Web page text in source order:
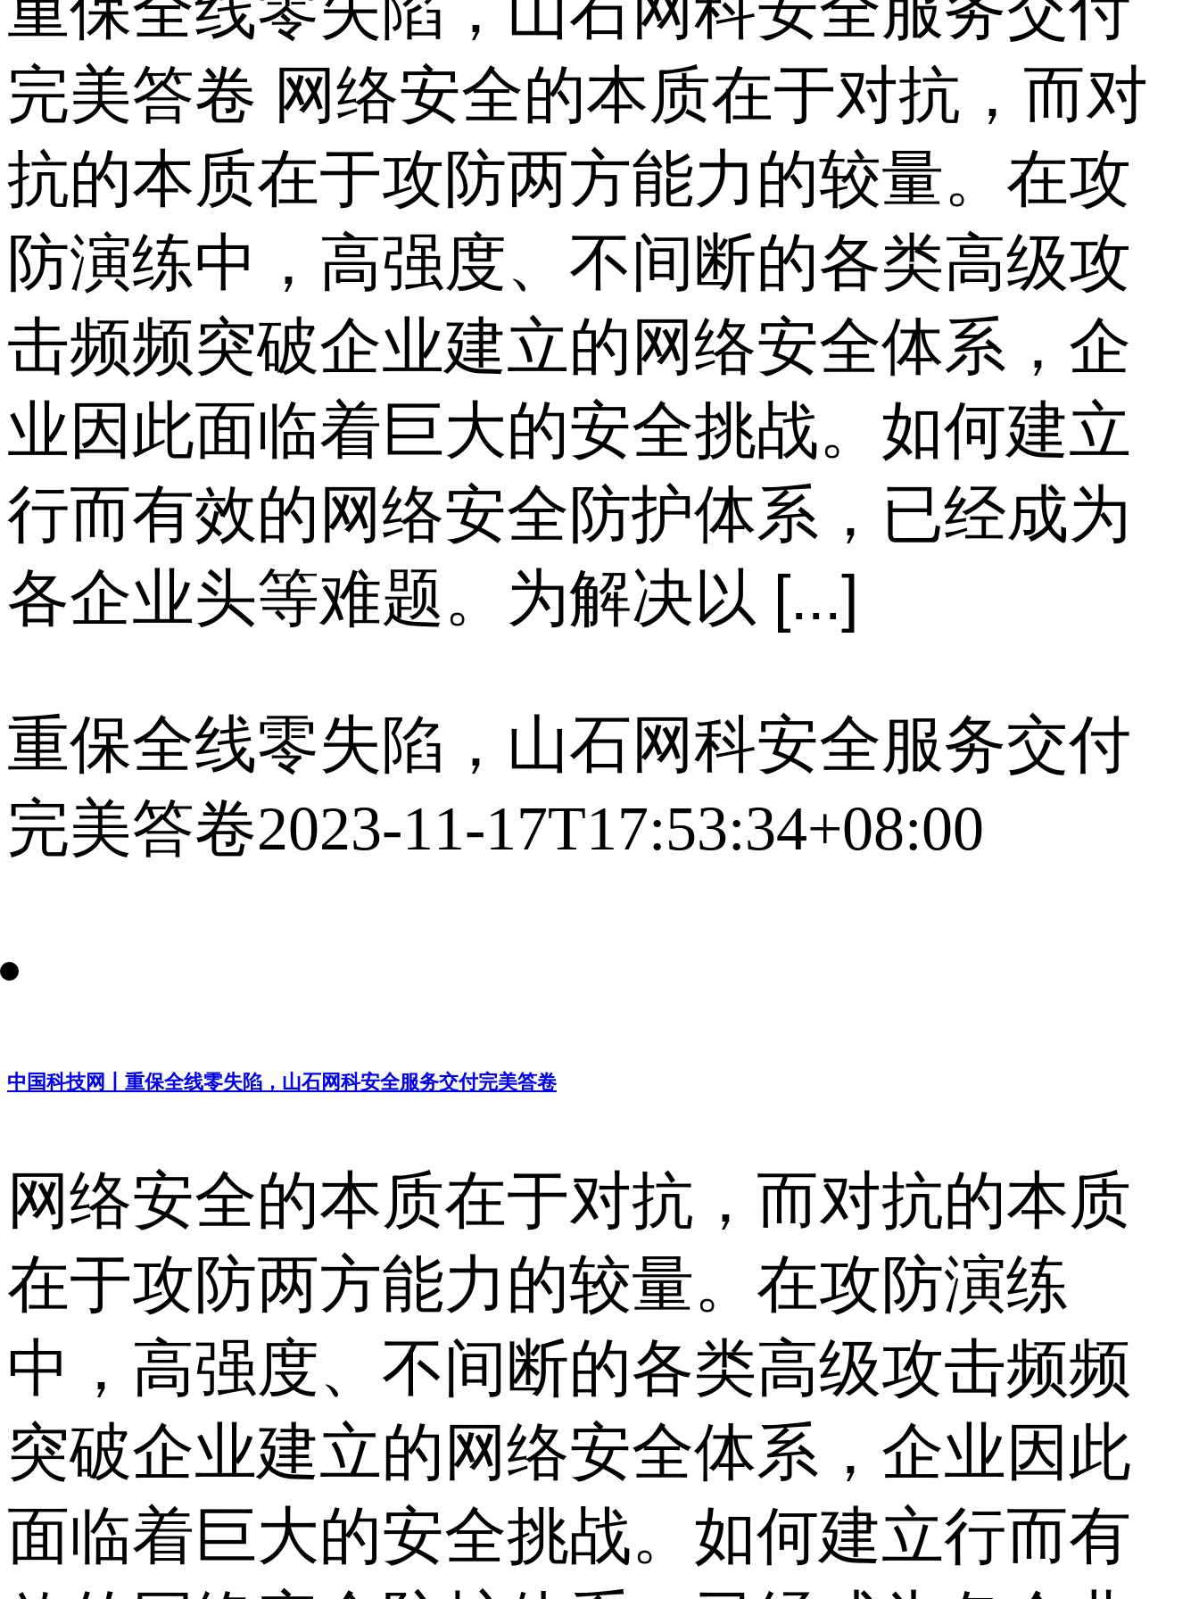
完美答卷 网络安全的本质在于对抗，而对
抗的本质在于攻防两方能力的较量。在攻
防演练中，高强度、不间断的各类高级攻
击频频突破企业建立的网络安全体系，企
业因此面临着巨大的安全挑战。如何建立
行而有效的网络安全防护体系，已经成为
各企业头等难题。为解决以 [...]
重保全线零失陷，山石网科安全服务交付
完美答卷2023-11-17T17:53:34+08:00
中国科技网丨重保全线零失陷，山石网科安全服务交付完美答卷
网络安全的本质在于对抗，而对抗的本质
在于攻防两方能力的较量。在攻防演练
中，高强度、不间断的各类高级攻击频频
突破企业建立的网络安全体系，企业因此
面临着巨大的安全挑战。如何建立行而有